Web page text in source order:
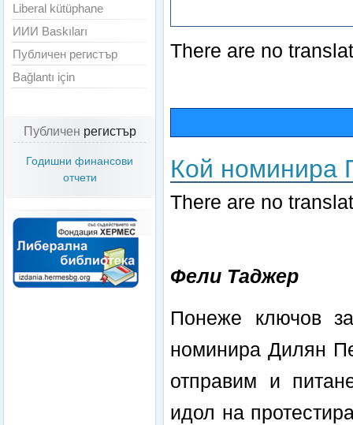
There are no
Кой номинира
There are no
Фели Таджер
Понеже ключов
номинира Дилян
отправим и
идол на
Liberal kütüphane
ИИИ Baskıları
Публичен регистър
Bağlantı için
Публичен регистър
Годишни финансови
отчети